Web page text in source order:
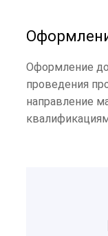
Оформление
проведения
направление